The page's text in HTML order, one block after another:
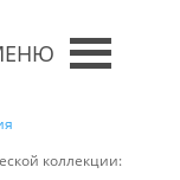
коллекции: